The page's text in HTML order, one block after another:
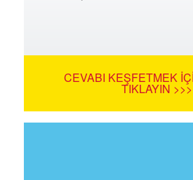
CEVABI KEŞFETMEK
TIKLAYIN >>>